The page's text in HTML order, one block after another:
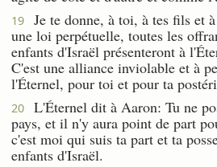
19
Je te donne, à toi, à tes fils et
une loi perpétuelle, toutes les
enfants d'Israël présenteront à
C'est une alliance inviolable et à
l'Éternel, pour toi et pour ta
20
L'Éternel dit à Aaron: Tu ne
pays, et il n'y aura point de part
c'est moi qui suis ta part et ta
enfants d'Israël.